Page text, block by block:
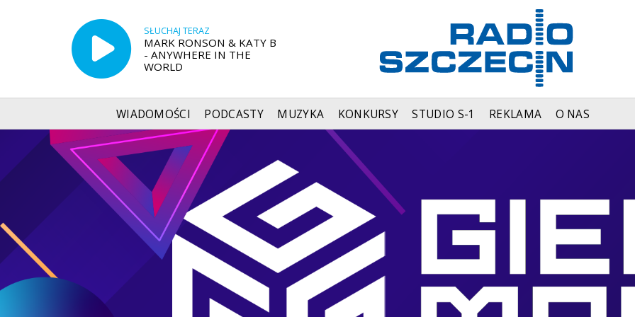
SŁUCHAJ TERAZ
MARK RONSON & KATY B
- ANYWHERE IN THE
WORLD
WIADOMOŚCI PODCASTY MUZYKA KONKURSY STUDIO S-1 REKLAMA O NAS